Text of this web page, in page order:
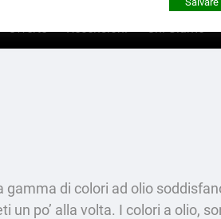
Offerte Recensioni Chi Siamo
di colori ad olio
un po’ alla volta. I colori a olio,